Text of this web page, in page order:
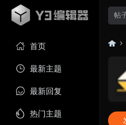
首页
最新主题
最新回复
热门主题
帖
»